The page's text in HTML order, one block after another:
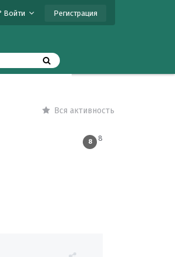
Войти Регистрация
Вся активность
8
8